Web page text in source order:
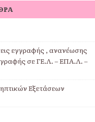
εγγραφής , ανανέωσης
σε ΓΕ.Λ. – ΕΠΑ.Λ. –
Εξετάσεων